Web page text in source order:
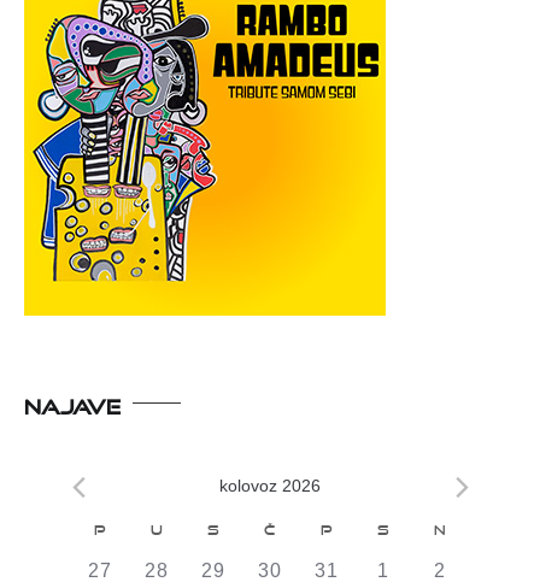
NAJAVE
kolovoz 2026
Kalendar
P U S Č P S N
0
27
0
28
0
29
0
30
0
31
0
1
0
2